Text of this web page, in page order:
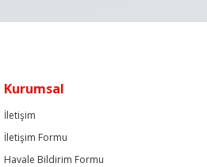
Kurumsal
İletişim
İletişim Formu
Havale Bildirim Formu